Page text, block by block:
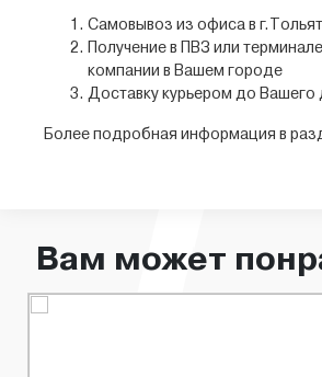
Самовывоз из офиса в
Получение в ПВЗ или
компании в Вашем городе
Доставку курьером до Вашего
Более подробная информация в
Вам может